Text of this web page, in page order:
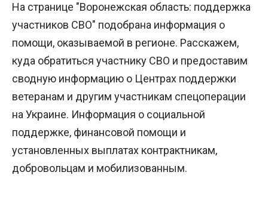
На странице "Воронежская область: поддержка
участников СВО" подобрана информация о
помощи, оказываемой в регионе. Расскажем,
куда обратиться участнику СВО и предоставим
сводную информацию о Центрах поддержки
ветеранам и другим участникам спецоперации
на Украине. Информация о социальной
поддержке, финансовой помощи и
установленных выплатах контрактникам,
добровольцам и мобилизованным.